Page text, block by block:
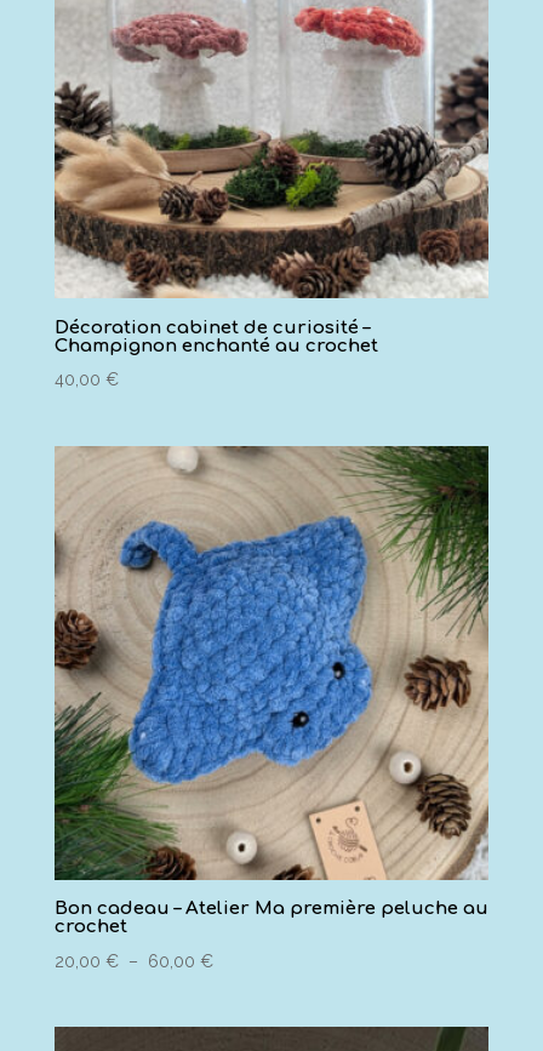
Décoration cabinet de curiosité –
Champignon enchanté au crochet
40,00 €
Bon cadeau – Atelier Ma première peluche au
crochet
20,00 € – 60,00 €Plage
prix :